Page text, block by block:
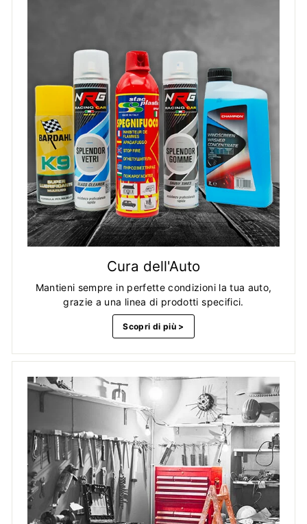
Cura dell'Auto
Mantieni sempre in perfette condizioni la tua auto,
grazie a una linea di prodotti specifici.
Scopri di più >